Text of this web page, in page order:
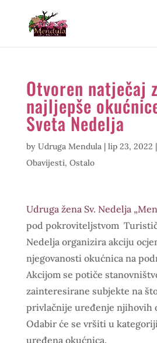
Otvoren natječaj
najljepše
Sveta Nedelja
by Udruga Mendula| lip 23, 2022 |
Obavijesti, Ostalo
Udruga žena Sv. Nedelja
pod pokroviteljstvom
Nedelja organizira akciju
njegovanosti okućnica na
Akcijom se potiče
zainteresirane subjekte na
privlačnije uređenje njihovih
Odabir će se vršiti u
uređena okućnica.